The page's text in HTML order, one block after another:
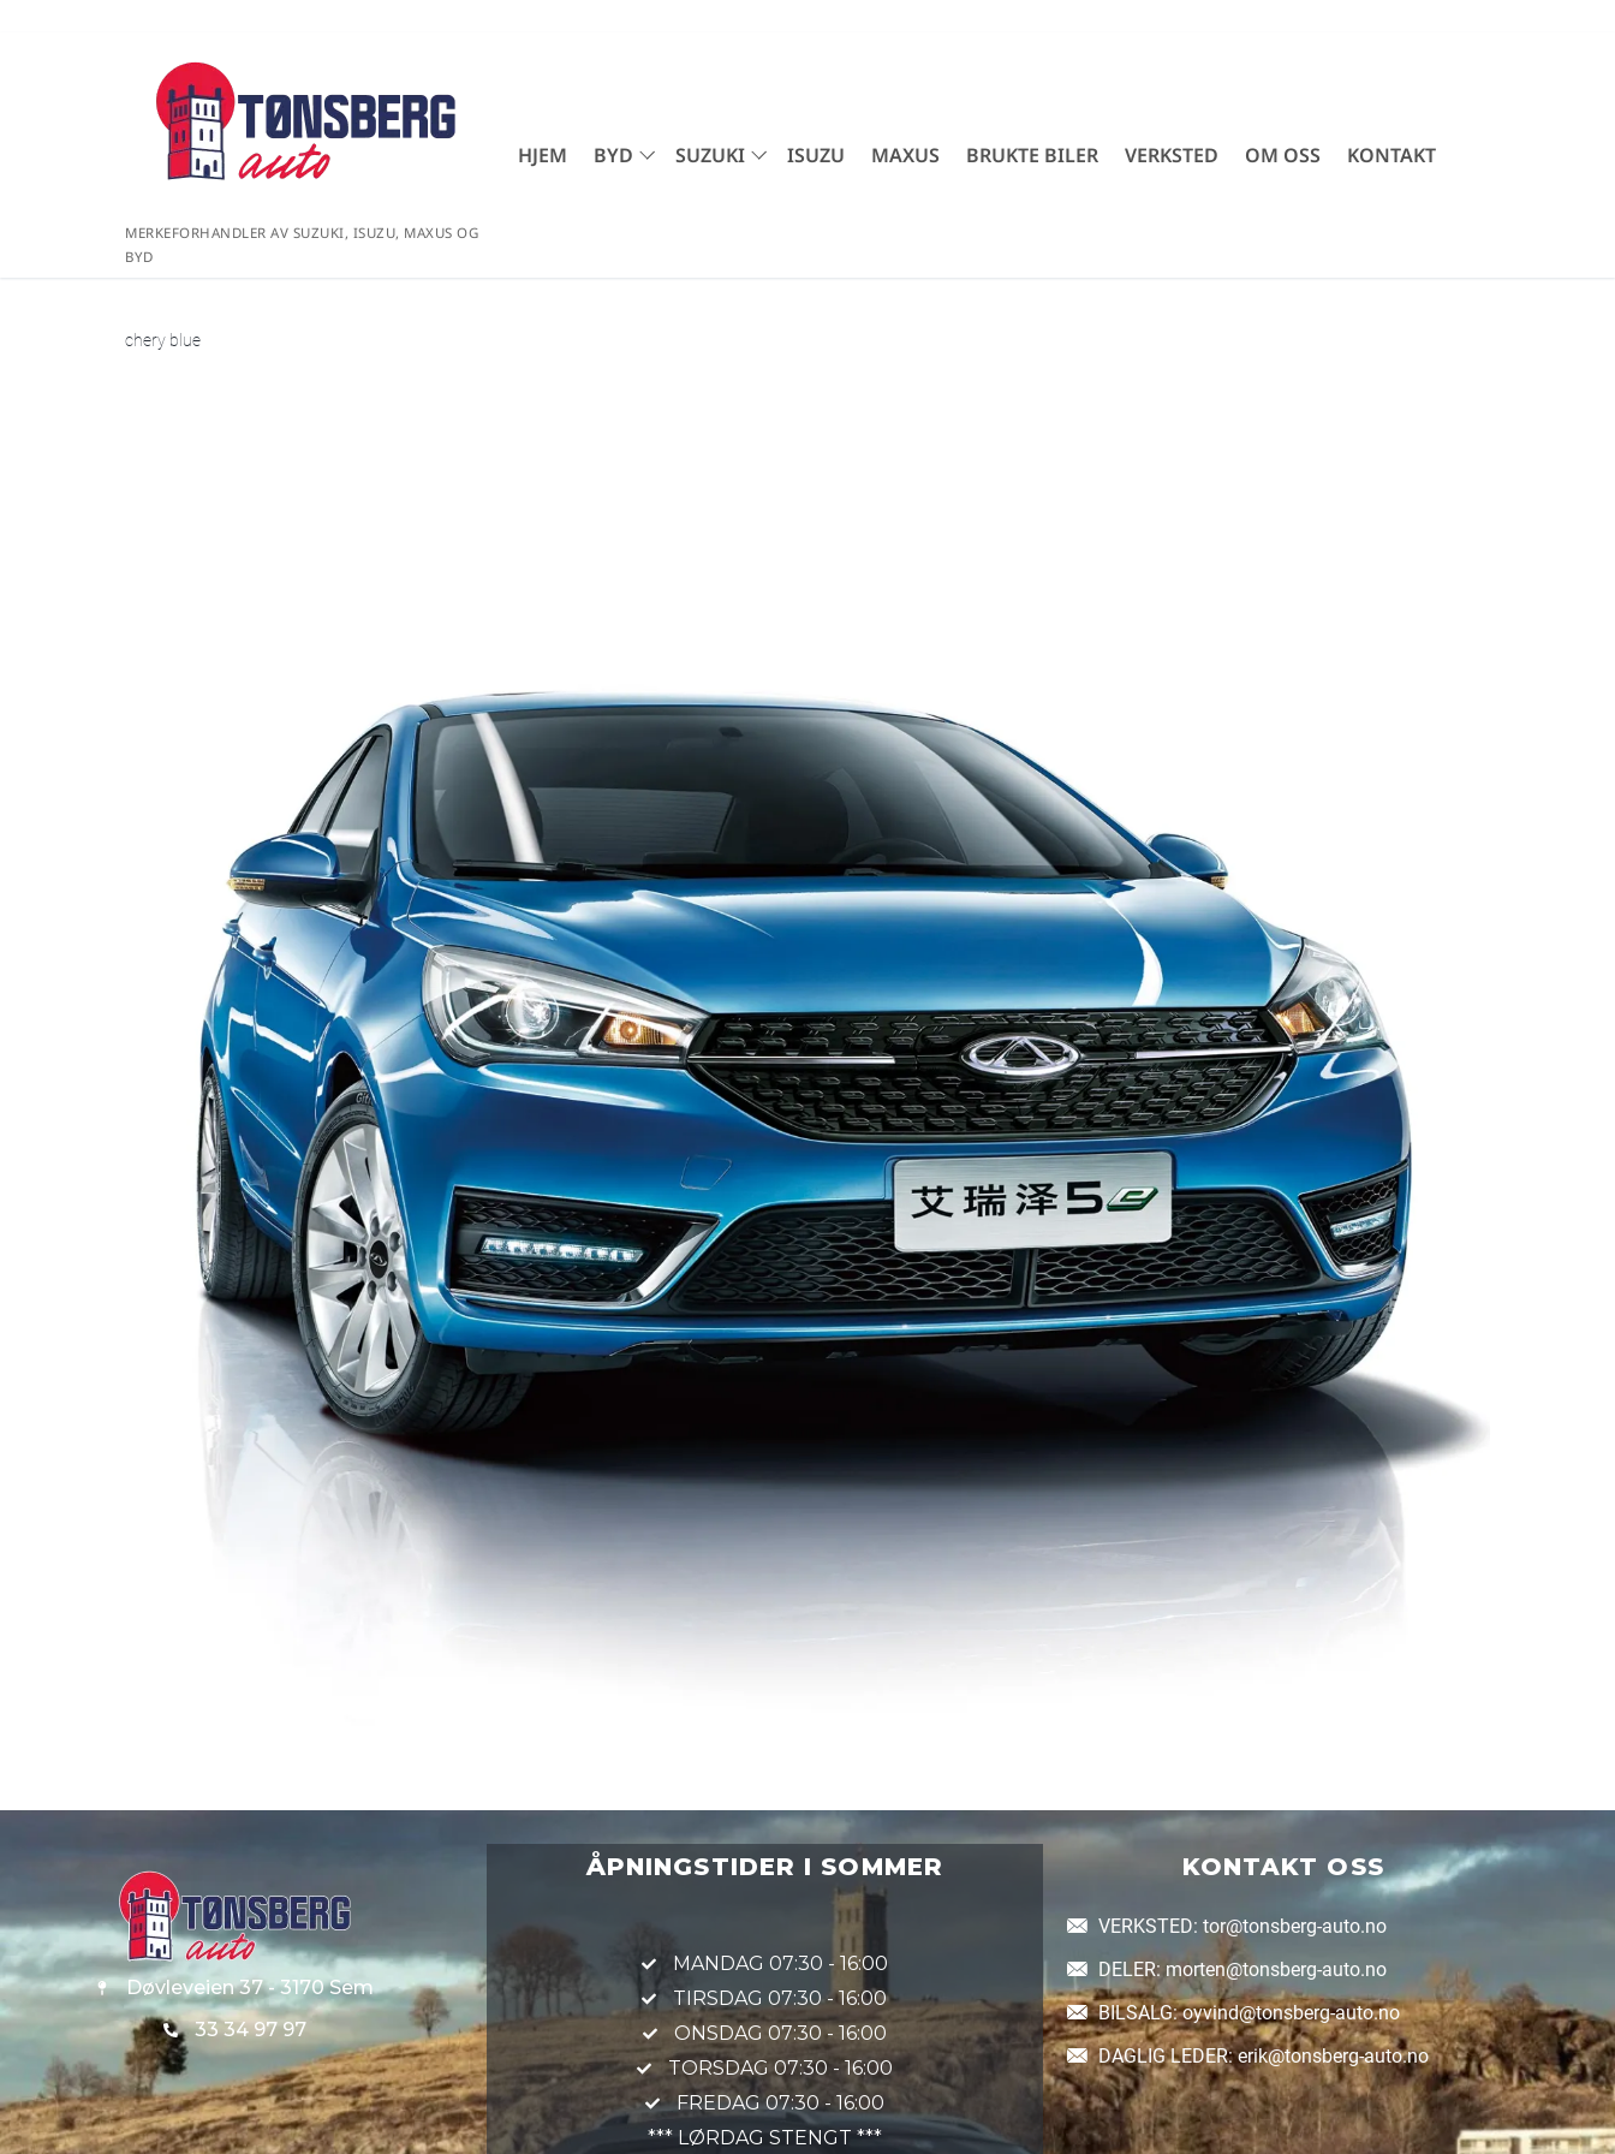
MERKEFORHANDLER AV SUZUKI, ISUZU, MAXUS OG
BYD
HJEM BYD SUZUKI ISUZU MAXUS BRUKTE BILER VERKSTED OM OSS KONTAKT
chery blue
Døvleveien 37 - 3170 Sem
33 34 97 97
ÅPNINGSTIDER I SOMMER
MANDAG 07:30 - 16:00
TIRSDAG 07:30 - 16:00
ONSDAG 07:30 - 16:00
TORSDAG 07:30 - 16:00
FREDAG 07:30 - 16:00
*** LØRDAG STENGT ***
KONTAKT OSS
VERKSTED: tor@tonsberg-auto.no
DELER: morten@tonsberg-auto.no
BILSALG: oyvind@tonsberg-auto.no
DAGLIG LEDER: erik@tonsberg-auto.no